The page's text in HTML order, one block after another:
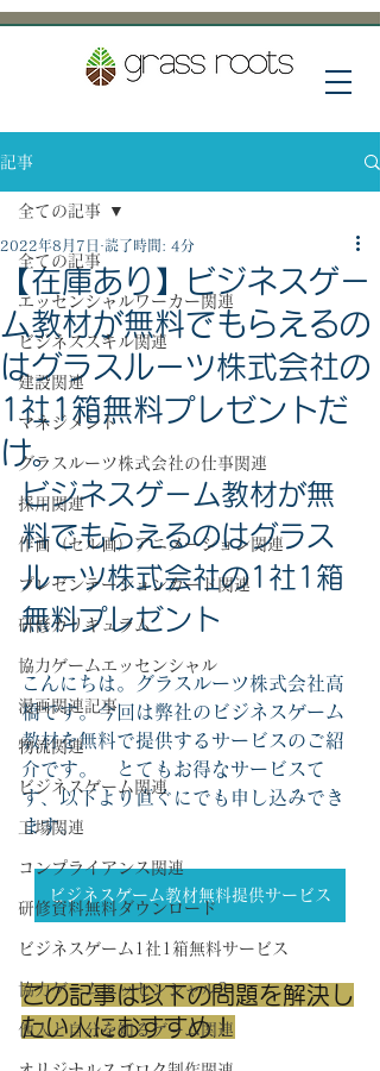
記事
全ての記事
エッセンシャルワーカー関連
ビジネススキル関連
建設関連
マネジメント
グラスルーツ株式会社の仕事関連
採用関連
作画（セル画）アニメーション関連
プレゼンテーションカード関連
研修カリキュラム
協力ゲームエッセンシャル
漫画関連記事
物流関連
ビジネスゲーム関連
工場関連
コンプライアンス関連
研修資料無料ダウンロード
ビジネスゲーム1社1箱無料サービス
協力ゲームエッセンシャル2
他人と自分を知るゲーム関連
全ての記事
【在庫あり】ビジネスゲー
ム教材が無料でもらえるの
はグラスルーツ株式会社の
1社1箱無料プレゼントだ
け。
2022年8月7日 読了時間: 4分
ビジネスゲーム教材が無
料でもらえるのはグラス
ルーツ株式会社の1社1箱
無料プレゼント
こんにちは。グラスルーツ株式会社高
橋です。今回は弊社のビジネスゲーム
教材を無料で提供するサービスのご紹
介です。　とてもお得なサービスて
す、以下より直ぐにでも申し込みでき
ます。
ビジネスゲーム教材無料提供サービス
この記事は以下の問題を解決し
たい人におすすめ！